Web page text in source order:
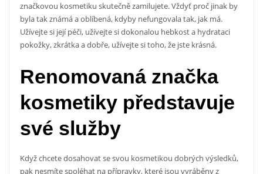
značkovou kosmetiku skutečně zamilujete. Vždyť proč jinak by
byla tak známá a oblíbená, kdyby nefungovala tak, jak má.
Užívejte si její péči, užívejte si dokonalou hebkost a hydrataci
pokožky, zkrátka a dobře, užívejte si toho, že jste krásná.
Renomovaná značka
kosmetiky představuje
své služby
Když chcete dosahovat se svou kosmetikou dobrých výsledků,
pak nesmíte spoléhat na přípravky, které jsou vyráběny z